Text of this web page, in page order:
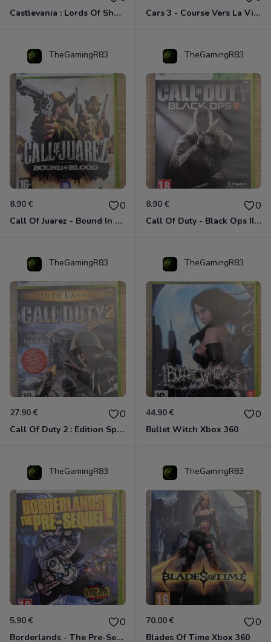
Castlevania : Lords Of Shadow Xbox 360 Cars 3 - Course Vers La Victoire Xbox 360
TheGamingR83
8.90 € 0
Call Of Juarez - Bound In Blood Xbox 360
TheGamingR83
8.90 € 0
Call Of Duty - Black Ops II Xbox 360
TheGamingR83
27.90 € 0
Call Of Duty 2 : Edition Spéciale Xbox 360 GOTY
TheGamingR83
44.90 € 0
Bullet Witch Xbox 360
TheGamingR83
5.90 € 0
Borderlands - The Pre-Sequel ! Xbox 360
TheGamingR83
70.00 € 0
Blades Of Time Xbox 360